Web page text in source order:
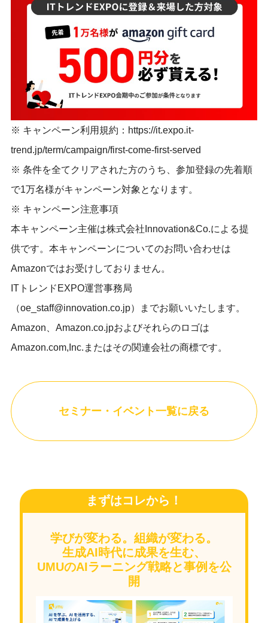
※ キャンペーン利用規約： https://it.expo.it-
trend.jp/term/campaign/first-come-first-served
※ 条件を全てクリアされた方のうち、参加登録の先着順
で1万名様がキャンペーン対象となります。
※ キャンペーン注意事項
本キャンペーン主催は株式会社Innovation&Co.による提
供です。本キャンペーンについてのお問い合わせは
Amazonではお受けしておりません。
ITトレンドEXPO運営事務局
（oe_staff@innovation.co.jp）までお願いいたします。
Amazon、Amazon.co.jpおよびそれらのロゴは
Amazon.com,Inc.またはその関連会社の商標です。
セミナー・イベント一覧に戻る
まずはコレから！
学びが変わる。組織が変わる。
生成AI時代に成果を生む、
UMUのAIラーニング戦略と事例を公
開